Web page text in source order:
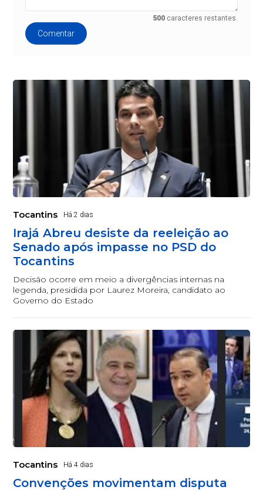
500 caracteres restantes.
Comentar
Tocantins Há 2 dias
Irajá Abreu desiste da reeleição ao
Senado após impasse no PSD do
Tocantins
Decisão ocorre em meio a divergências internas na
legenda, presidida por Laurez Moreira, candidato ao
Governo do Estado
Tocantins Há 4 dias
Convenções movimentam disputa